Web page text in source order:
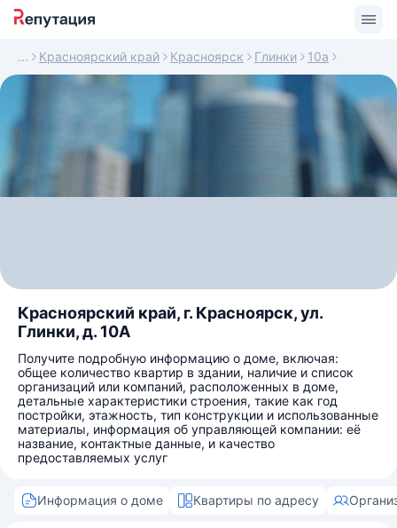
Красноярский край Красноярск Глинки 10а
Красноярский край, г. Красноярск, ул.
Глинки, д. 10А
Получите подробную информацию о доме, включая:
общее количество квартир в здании, наличие и список
организаций или компаний, расположенных в доме,
детальные характеристики строения, такие как год
постройки, этажность, тип конструкции и использованные
материалы, информация об управляющей компании: её
название, контактные данные, и качество
предоставляемых услуг
Информация о доме Квартиры по адресу